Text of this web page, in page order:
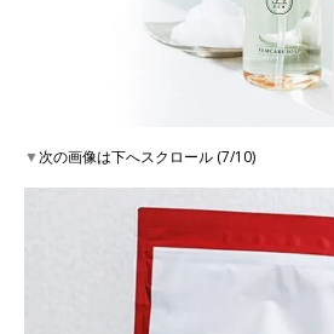
▼次の画像は下へスクロール (7/10)